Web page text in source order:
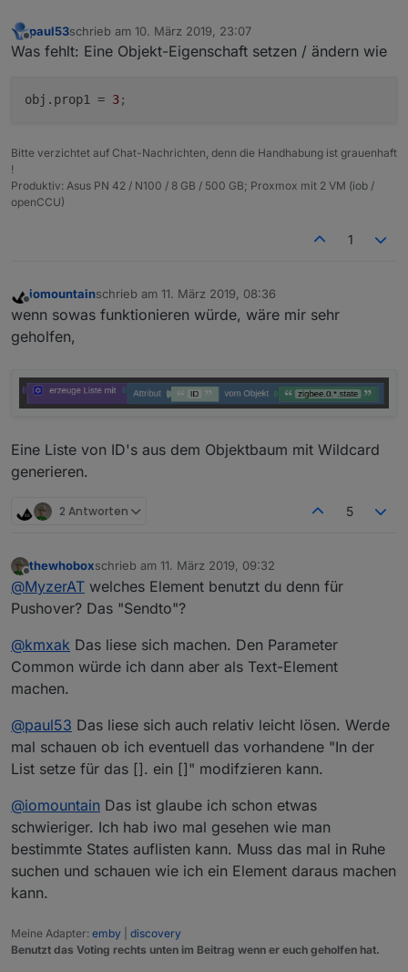
Offline
paul53schrieb am 10. März 2019, 23:07
zuletzt editiert von
Was fehlt: Eine Objekt-Eigenschaft setzen / ändern wie
obj.prop1 = 3;
Bitte verzichtet auf Chat-Nachrichten, denn die Handhabung ist grauenhaft
!
Produktiv: Asus PN 42 / N100 / 8 GB / 500 GB; Proxmox mit 2 VM (iob /
openCCU)
1
iomountainschrieb am 11. März 2019, 08:36
zuletzt editiert von
wenn sowas funktionieren würde, wäre mir sehr
geholfen,
Eine Liste von ID's aus dem Objektbaum mit Wildcard
generieren.
2 Antworten 5
Offline
thewhoboxschrieb am 11. März 2019, 09:32
zuletzt editiert von
@MyzerAT welches Element benutzt du denn für
Pushover? Das "Sendto"?
@kmxak Das liese sich machen. Den Parameter
Common würde ich dann aber als Text-Element
machen.
@paul53 Das liese sich auch relativ leicht lösen. Werde
mal schauen ob ich eventuell das vorhandene "In der
List setze für das []. ein []" modifzieren kann.
@iomountain Das ist glaube ich schon etwas
schwieriger. Ich hab iwo mal gesehen wie man
bestimmte States auflisten kann. Muss das mal in Ruhe
suchen und schauen wie ich ein Element daraus machen
kann.
Meine Adapter: emby
discovery
Benutzt das Voting rechts unten im Beitrag wenn er euch geholfen hat.